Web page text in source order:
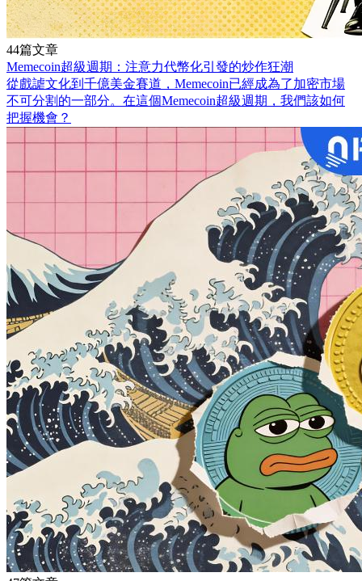
44篇文章
Memecoin超級週期：注意力代幣化引發的炒作狂潮
從戲謔文化到千億美金賽道，Memecoin已經成為了加密市場
不可分割的一部分。在這個Memecoin超級週期，我們該如何
把握機會？